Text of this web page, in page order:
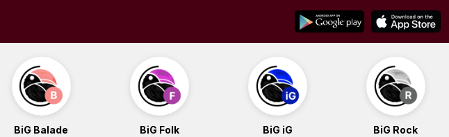
BiG Balade BiG Folk BiG iG BiG Rock